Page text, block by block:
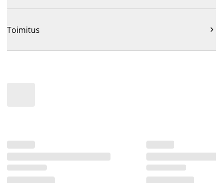
Toimitus 